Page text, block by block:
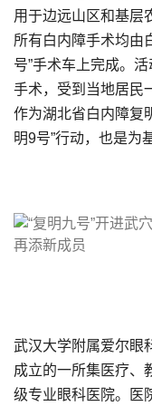
用于边远山区和基层
所有白内障手术均由
号”手术车上完成。
手术，受到当地居民
作为湖北省白内障复
明9号”行动，也是为
武汉大学附属爱尔眼
成立的一所集医疗、
级专业眼科医院。医